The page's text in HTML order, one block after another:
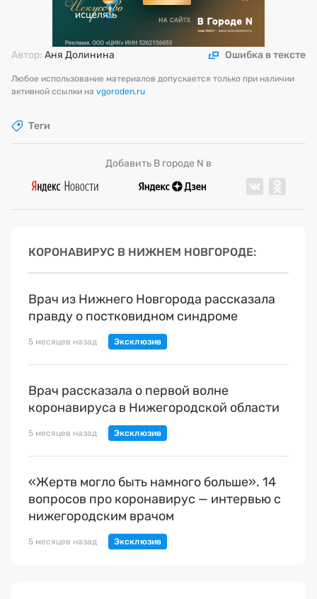
Автор: Аня Долинина Ошибка в тексте
Любое использование материалов допускается только при наличии
активной ссылки на vgoroden.ru
Теги
Добавить В городе N в
КОРОНАВИРУС В НИЖНЕМ НОВГОРОДЕ
Врач из Нижнего Новгорода рассказала
правду о постковидном синдроме
5 месяцев назад
Врач рассказала о первой волне
коронавируса в Нижегородской области
5 месяцев назад
«Жертв могло быть намного больше». 14
вопросов про коронавирус — интервью с
нижегородским врачом
5 месяцев назад